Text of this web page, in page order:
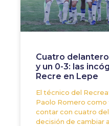
Cuatro
y un 0-3: las
Recre en Lepe
El técnico del
Paolo Romero como
contar con cuatro
decisión de cambiar